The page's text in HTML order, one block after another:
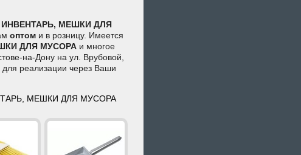
МЕШКИ ДЛЯ
оптом и в розницу. Имеется
ДЛЯ МУСОРА и многое
на-Дону на ул. Врубовой,
для реализации через Ваши
МЕШКИ ДЛЯ МУСОРА